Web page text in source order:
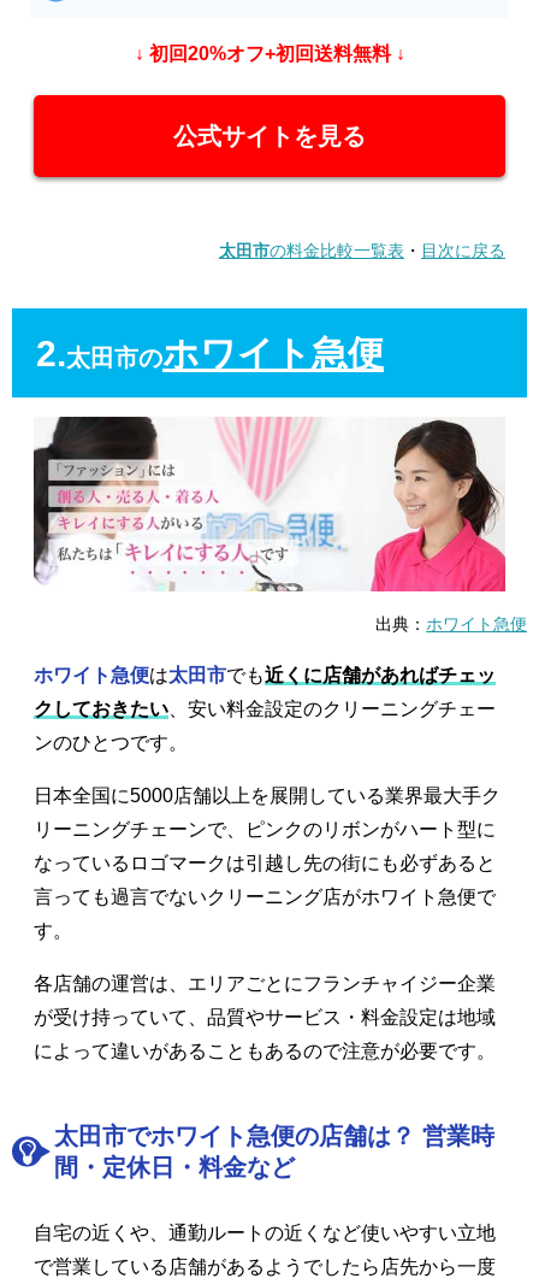
↓ 初回20%オフ+初回送料無料 ↓
公式サイトを見る
太田市の料金比較一覧表 ・ 目次に戻る
2.太田市のホワイト急便
出典： ホワイト急便
ホワイト急便は太田市でも近くに店舗があればチェッ
クしておきたい 、安い料金設定のクリーニングチェー
ンのひとつです。
日本全国に5000店舗以上を展開している業界最大手ク
リーニングチェーンで、ピンクのリボンがハート型に
なっているロゴマークは引越し先の街にも必ずあると
言っても過言でないクリーニング店がホワイト急便で
す。
各店舗の運営は、エリアごとにフランチャイジー企業
が受け持っていて、品質やサービス・料金設定は地域
によって違いがあることもあるので注意が必要です。
太田市でホワイト急便の店舗は？ 営業時
間・定休日・料金など
自宅の近くや、通勤ルートの近くなど使いやすい立地
で営業している店舗があるようでしたら店先から一度